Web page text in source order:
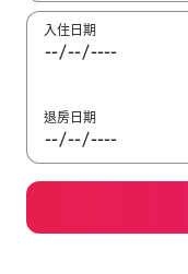
入住日期
退房日期